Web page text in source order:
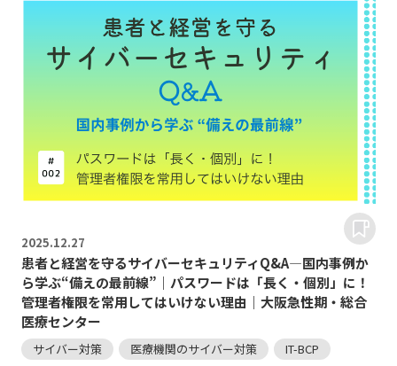
2025.12.27
患者と経営を守るサイバーセキュリティQ&A―国内事例か
ら学ぶ“備えの最前線”｜パスワードは「長く・個別」に！
管理者権限を常用してはいけない理由｜大阪急性期・総合
医療センター
サイバー対策 医療機関のサイバー対策
IT-BCP